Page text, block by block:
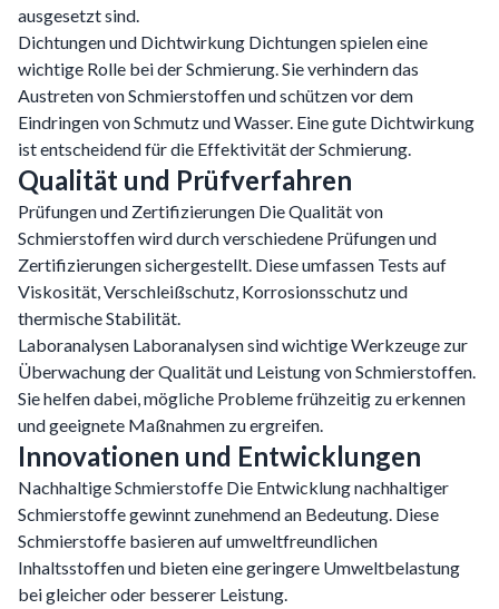
ausgesetzt sind.
Dichtungen und Dichtwirkung Dichtungen spielen eine
wichtige Rolle bei der Schmierung. Sie verhindern das
Austreten von Schmierstoffen und schützen vor dem
Eindringen von Schmutz und Wasser. Eine gute Dichtwirkung
ist entscheidend für die Effektivität der Schmierung.
Qualität und Prüfverfahren
Prüfungen und Zertifizierungen Die Qualität von
Schmierstoffen wird durch verschiedene Prüfungen und
Zertifizierungen sichergestellt. Diese umfassen Tests auf
Viskosität, Verschleißschutz, Korrosionsschutz und
thermische Stabilität.
Laboranalysen Laboranalysen sind wichtige Werkzeuge zur
Überwachung der Qualität und Leistung von Schmierstoffen.
Sie helfen dabei, mögliche Probleme frühzeitig zu erkennen
und geeignete Maßnahmen zu ergreifen.
Innovationen und Entwicklungen
Nachhaltige Schmierstoffe Die Entwicklung nachhaltiger
Schmierstoffe gewinnt zunehmend an Bedeutung. Diese
Schmierstoffe basieren auf umweltfreundlichen
Inhaltsstoffen und bieten eine geringere Umweltbelastung
bei gleicher oder besserer Leistung.